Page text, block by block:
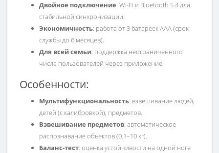
Двойное подключение: Wi-Fi и Bluetooth 5.4 для
стабильной синхронизации.
Экономичность: работа от 3 батареек AAA (срок
службы до 6 месяцев).
Для всей семьи: поддержка неограниченного
числа пользователей через приложение.
Особенности:
Мультифункциональность: взвешивание людей,
детей (с калибровкой), предметов.
Взвешивание предметов: автоматическое
распознавание объектов (0.1–10 кг).
Баланс-тест: оценка устойчивости на одной ноге